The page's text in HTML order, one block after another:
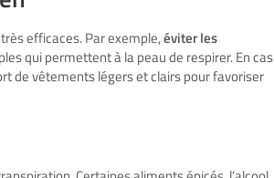
efficaces. Par exemple,éviter les
qui permettent à la peau de respirer. En cas
de vêtements légers et clairs pour favoriser